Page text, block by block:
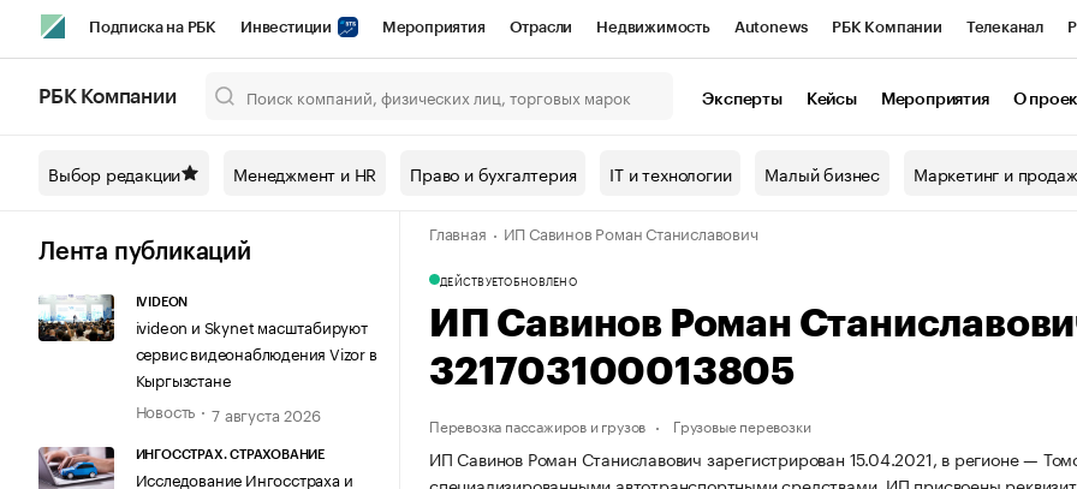
Подписка на РБК Инвестиции Мероприятия Отрасли Недвижимость Autonews РБК Компании Телеканал
Спецпроекты СПб Конференции СПб Спецпроекты Проверка контрагентов
Технологии и медиа Рынок наличной валюты
РБК Компании Эксперты Кейсы Мероприятия О
Выбор редакции Менеджмент и HR Право и бухгалтерия IT и технологии Малый бизнес Маркетинг и
Лента публикаций
IVIDEON
ivideon и Skynet масштабируют
сервис видеонаблюдения Vizor в
Кыргызстане
Новость
7 августа 2026
ИНГОССТРАХ. СТРАХОВАНИЕ
Исследование Ингосстраха и
Главная ИП Савинов Роман Станиславович
ДЕЙСТВУЕТОБНОВЛЕНО
ИП Савинов Роман
321703100013805
Перевозка пассажиров и грузов Грузовые перевозки
ИП Савинов Роман Станиславович зарегистрирован 15.04.2021, в регионе —